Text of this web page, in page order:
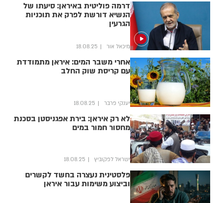
דרמה פוליטית באיראן: סיעתו של
הנשיא דורשת לפרק את תוכניות
הגרעין
מיכאל אור 18.08.25
אחרי משבר המים: איראן מתמודדת
עם קריסת שוק החלב
יענקי פרבר 18.08.25
לא רק איראן: בירת אפגניסטן בסכנת
מחסור חמור במים
ישראל לפקוביץ 18.08.25
פלסטינית נעצרה בחשד לקשרים
וביצוע משימות עבור איראן